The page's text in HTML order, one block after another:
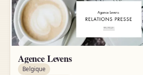
Agence Levens
Belgique